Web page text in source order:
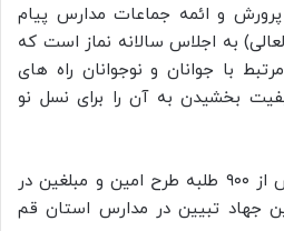
و ائمه جماعات مدارس پیام
به اجلاس سالانه نماز است که
با جوانان و نوجوانان راه های
بخشیدن به آن را برای نسل نو
وی همچنین از فعالیت بیش از ۹۰۰ طلبه طرح امین و مبلغین در
جهاد تبیین در مدارس استان قم